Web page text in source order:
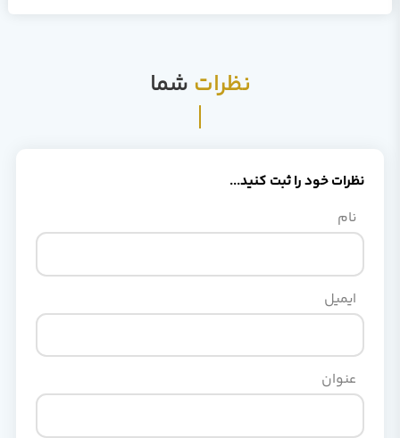
نظرات شما
نظرات خود را ثبت کنید...
نام
ایمیل
عنوان